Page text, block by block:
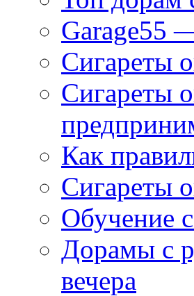
Garage55
Сигареты
Сигареты
Как
Сигареты
Обучение
Дорамы с
вечера